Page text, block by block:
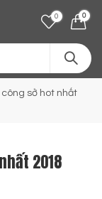
0 0
sở hot nhất
2018